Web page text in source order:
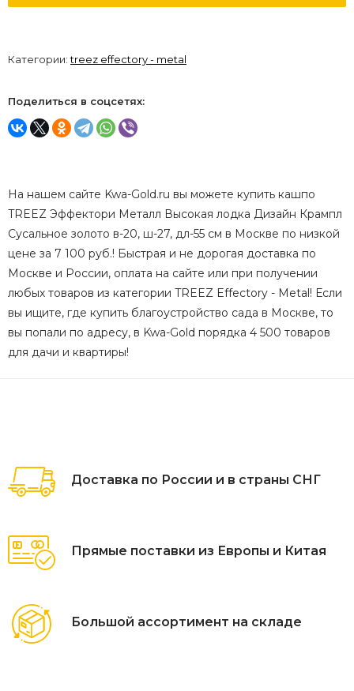
Категории:treez effectory - metal
Поделиться в соцсетях:
На нашем сайте Kwa-Gold.ru вы можете купить кашпо
TREEZ Эффектори Металл Высокая лодка Дизайн Крампл
Сусальное золото в-20, ш-27, дл-55 см в Москве по низкой
цене за 7 100 руб.! Быстрая и не дорогая доставка по
Москве и России, оплата на сайте или при получении
любых товаров из категории TREEZ Effectory - Metal! Если
вы ищите, где купить благоустройство сада в Москве, то
вы попали по адресу, в Kwa-Gold порядка 4 500 товаров
для дачи и квартиры!
Доставка по России и в страны СНГ
Прямые поставки из Европы и Китая
Большой ассортимент на складе